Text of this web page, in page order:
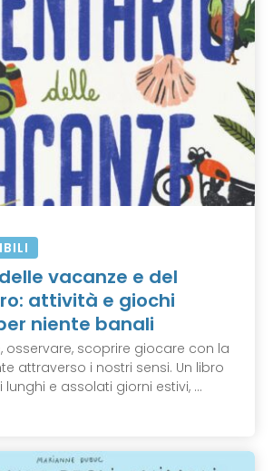
vacanze e del
attività e giochi
niente banali
osservare, scoprire giocare con la
attraverso i nostri sensi. Un libro
e assolati giorni estivi, ...